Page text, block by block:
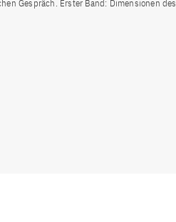
Gespräch. Erster Band: Dimensionen des